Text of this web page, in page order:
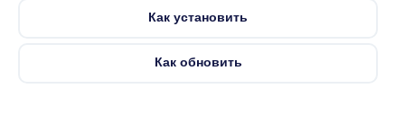
Как установить
Как обновить